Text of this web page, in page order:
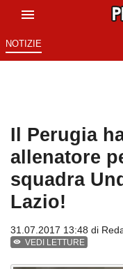
NOTIZIE
Il Perugia
allenatore
squadra
Lazio!
31.07.2017 13:48 di
VEDI LETTURE